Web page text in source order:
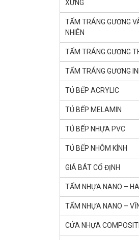
XỨNG
TẤM TRÁNG GƯƠNG
NHIÊN
TẤM TRÁNG GƯƠNG
TẤM TRÁNG GƯƠNG
TỦ BẾP ACRYLIC
TỦ BẾP MELAMIN
TỦ BẾP NHỰA PVC
TỦ BẾP NHÔM KÍNH
GIÁ BÁT CỐ ĐỊNH
TẤM NHỰA NANO –
TẤM NHỰA NANO –
CỬA NHỰA